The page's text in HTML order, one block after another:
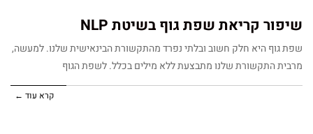
שיפור קריאת שפת גוף בשיטת NLP
שפת גוף היא חלק חשוב ובלתי נפרד מהתקשורת הבינאישית שלנו. למעשה,
מרבית התקשורת שלנו מתבצעת ללא מילים בכלל. לשפת הגוף
קרא עוד ←